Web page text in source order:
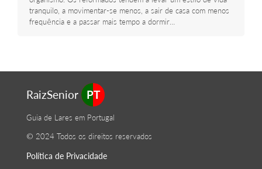
tranquilo, a movimentar-se menos, a sair de casa com menos
frequência e a passar mais tempo a dormir…
RaizSenior PT
Guia de Lares em Portugal
© 2024 Todos os direitos reservados
Política de Privacidade